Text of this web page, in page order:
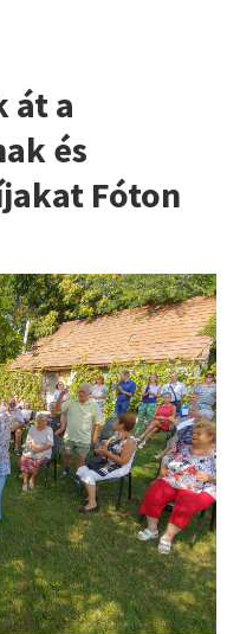
át a
és
Fóton